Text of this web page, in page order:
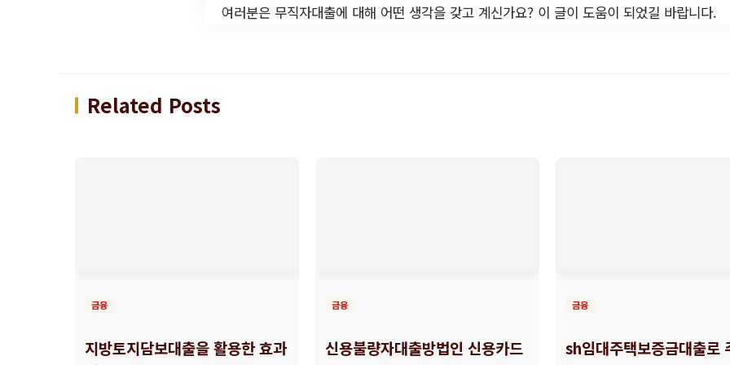
여러분은 무직자대출에 대해 어떤 생각을 갖고 계신가요? 이 글이 도움이 되었길 바랍니다.
Related Posts
금융
지방토지담보대출을 활용한 효과
금융
신용불량자대출방법인 신용카드
금융
sh임대주택보증금대출로